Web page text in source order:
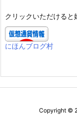
ー
クリックいただけると
にほんブログ村
Copyright ©